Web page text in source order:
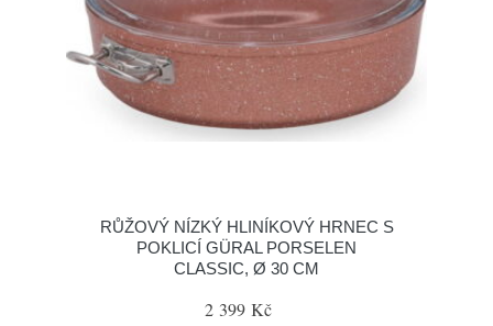
RŮŽOVÝ NÍZKÝ HLINÍKOVÝ HRNEC S
POKLICÍ GÜRAL PORSELEN
CLASSIC, Ø 30 CM
2 399 Kč